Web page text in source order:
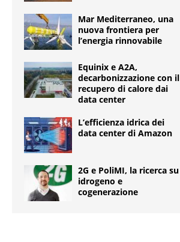
Mar Mediterraneo, una
nuova frontiera per
l’energia rinnovabile
Equinix e A2A,
decarbonizzazione con il
recupero di calore dai
data center
L’efficienza idrica dei
data center di Amazon
2G e PoliMI, la ricerca su
idrogeno e
cogenerazione